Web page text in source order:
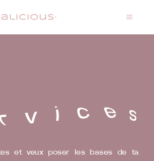
et veux poser les bases de ta